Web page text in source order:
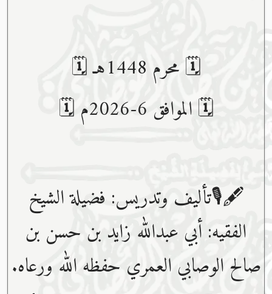
🗓 محرم 1448هـ 🗓
🗓 الموافق 6-2026م 🗓
🖋🎙تأليف وتدريس: فضيلة الشيخ
الفقيه: أبي عبدﷲ زايد بن حسن بن
صالح الوصابي العمري حفظه ﷲ ورعاه.